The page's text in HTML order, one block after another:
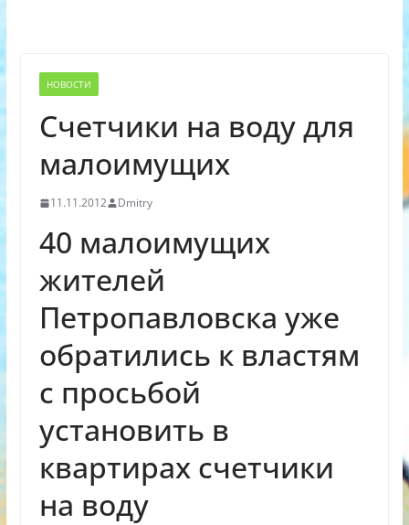
НОВОСТИ
Cчетчики на воду для
малоимущих
11.11.2012 Dmitry
40 малоимущих
жителей
Петропавловска уже
обратились к властям
с просьбой
установить в
квартирах счетчики
на воду